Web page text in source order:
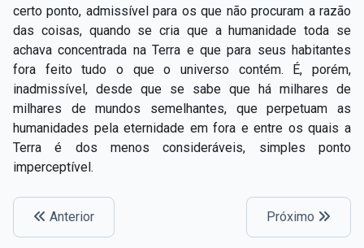
certo ponto, admissível para os que não procuram a razão
das coisas, quando se cria que a humanidade toda se
achava concentrada na Terra e que para seus habitantes
fora feito tudo o que o universo contém. É, porém,
inadmissível, desde que se sabe que há milhares de
milhares de mundos semelhantes, que perpetuam as
humanidades pela eternidade em fora e entre os quais a
Terra é dos menos consideráveis, simples ponto
imperceptível.
Anterior Próximo